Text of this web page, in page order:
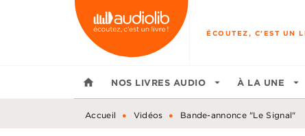
MENU RECHERCHE
ÉCOUTEZ, C'EST UN
home NOS LIVRES AUDIO arrow_drop_down À LA UNE arrow_drop_down
Accueil • Vidéos • Bande-annonce "Le Signal"